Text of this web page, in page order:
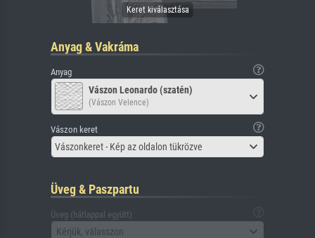
Anyag & Vakráma
Anyag
Vászon Leonardo (szatén)
(Vászon Velence)
Vászon keret
Vászonkeret - Kép az oldalon tükrözve
Üveg & Paszpartu
Üveg (hátlappal együtt)
Kérjük, válasszon